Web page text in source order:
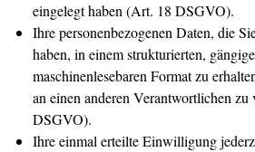
eingelegt haben (Art. 18 DSGVO).
Ihre personenbezogenen Daten, die
haben, in einem strukturierten,
maschinenlesebaren Format zu
an einen anderen Verantwortlichen
DSGVO).
Ihre einmal erteilte Einwilligung